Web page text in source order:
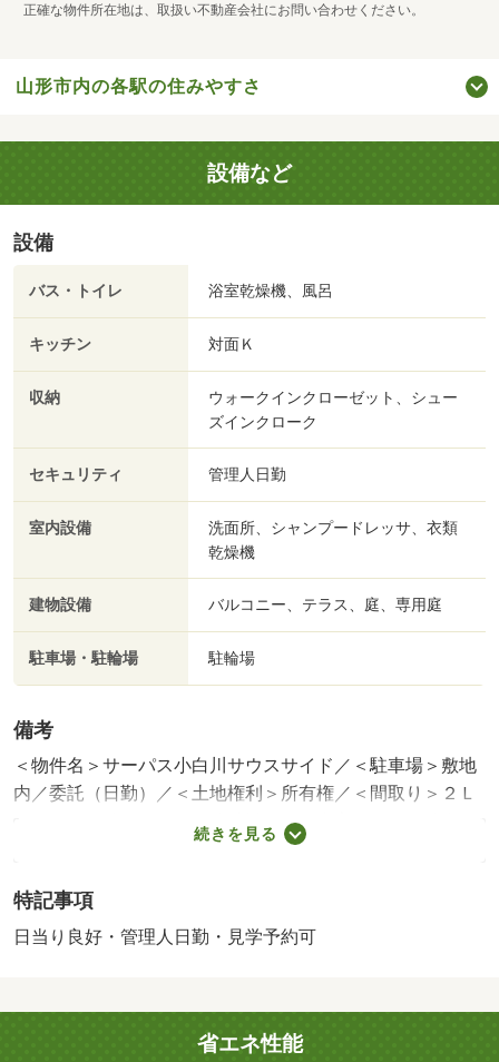
正確な物件所在地は、取扱い不動産会社にお問い合わせください。
山形市内の各駅の住みやすさ
設備など
設備
バス・トイレ 浴室乾燥機、風呂
キッチン 対面Ｋ
収納
ウォークインクローゼット、シュー
ズインクローク
セキュリティ 管理人日勤
室内設備
洗面所、シャンプードレッサ、衣類
乾燥機
建物設備 バルコニー、テラス、庭、専用庭
駐車場・駐輪場 駐輪場
備考
＜物件名＞サーパス小白川サウスサイド／＜駐車場＞敷地
内／委託（日勤）／＜土地権利＞所有権／＜間取り＞２Ｌ
ＤＫ＋Ｓ（納戸）／＜用途地域＞２種中高あり／＜特徴＞
陽当たり良好♪ガーデニングやお子様遊びに◎専用庭付き１
い・南向き・浴室乾燥機
販売戸数：1戸／管理費等帯：9700円／修繕積立金帯：
続きを見る
特記事項
日当り良好・管理人日勤・見学予約可
省エネ性能